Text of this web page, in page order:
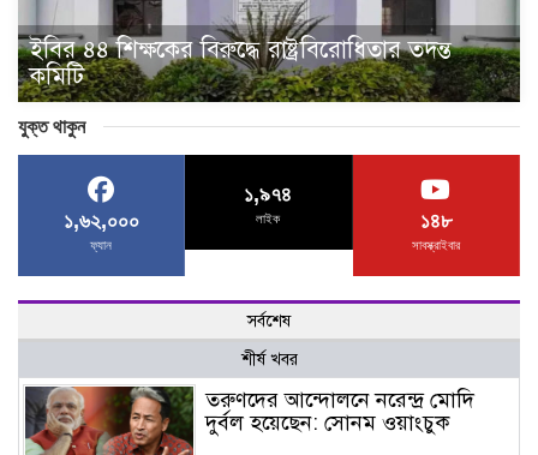
ইবির ৪৪ শিক্ষকের বিরুদ্ধে রাষ্ট্রবিরোধিতার তদন্ত
কমিটি
যুক্ত থাকুন
১,৬২,০০০
ফ্যান
১,৯৭৪
লাইক ১৪৮
সাবস্ক্রাইবার
সর্বশেষ
শীর্ষ খবর
তরুণদের আন্দোলনে নরেন্দ্র মোদি
দুর্বল হয়েছেন: সোনম ওয়াংচুক